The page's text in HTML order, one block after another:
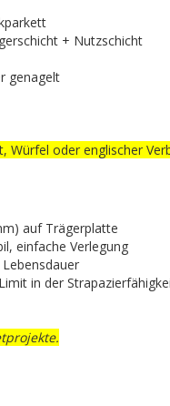
+ Nutzschicht
genagelt
Würfel oder englischer
auf Trägerplatte
einfache Verlegung
in der